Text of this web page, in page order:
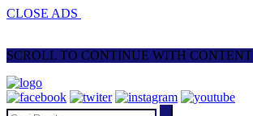
CLOSE ADS
SCROLL TO CONTINUE WITH CONTENT